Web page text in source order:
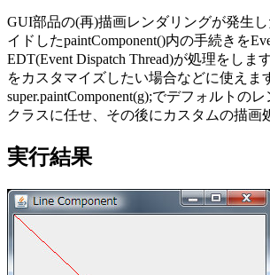
GUI部品の(再)描画レンダリングが発生
イドしたpaintComponent()内の手続きを
EDT(Event Dispatch Thread)が処理をしま
をカスタマイズしたい場合などに使えま
super.paintComponent(g);でデフォルトの
クラスに任せ、その後にカスタムの描画
実行結果